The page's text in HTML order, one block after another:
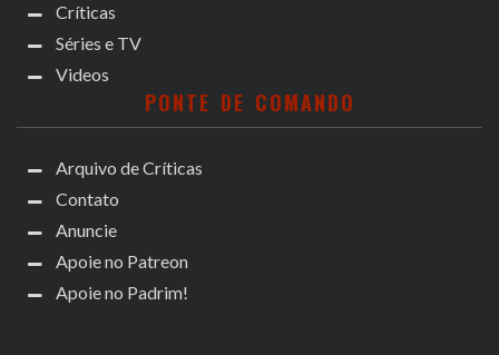
Críticas
Séries e TV
Videos
PONTE DE COMANDO
Arquivo de Críticas
Contato
Anuncie
Apoie no Patreon
Apoie no Padrim!